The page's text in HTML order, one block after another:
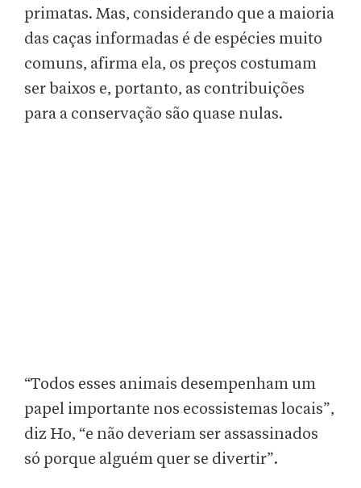
primatas. Mas, considerando que a maioria
das caças informadas é de espécies muito
comuns, afirma ela, os preços costumam
ser baixos e, portanto, as contribuições
para a conservação são quase nulas.
“Todos esses animais desempenham um
papel importante nos ecossistemas locais”,
diz Ho, “e não deveriam ser assassinados
só porque alguém quer se divertir”.